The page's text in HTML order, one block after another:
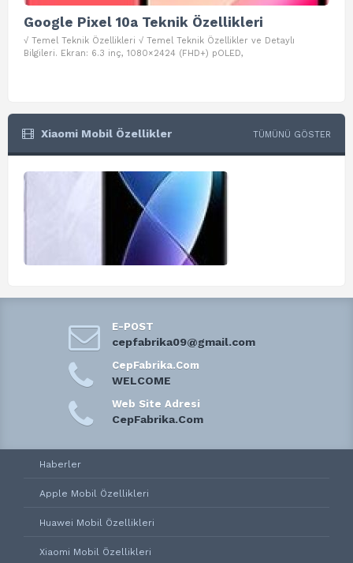
Google Pixel 10a Teknik Özellikleri
√ Temel Teknik Özellikleri √ Temel Teknik Özellikler ve Detaylı
Bilgileri. Ekran: 6.3 inç, 1080×2424 (FHD+) pOLED,
Xiaomi Mobil Özellikler TÜMÜNÜ GÖSTER
E-POST
cepfabrika09@gmail.com
CepFabrika.Com
WELCOME
Web Site Adresi
CepFabrika.Com
Haberler
Apple Mobil Özellikleri
Huawei Mobil Özellikleri
Xiaomi Mobil Özellikleri